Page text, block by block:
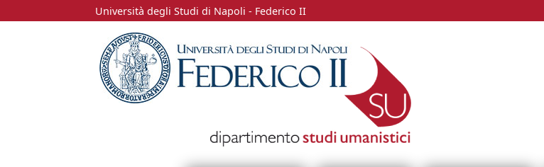
Università degli Studi di Napoli - Federico II